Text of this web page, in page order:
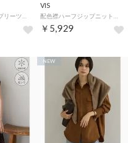
VIS
￥5,929
NEW